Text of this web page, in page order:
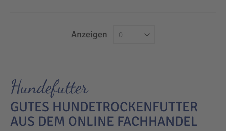
Anzeigen
Hundefutter
GUTES HUNDETROCKENFUTTER
AUS DEM ONLINE FACHHANDEL